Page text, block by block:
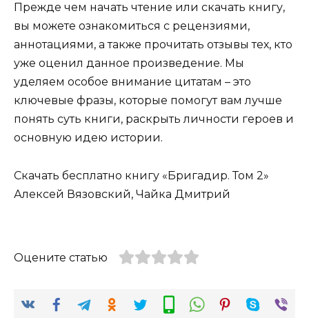
Прежде чем начать чтение или скачать книгу,
вы можете ознакомиться с рецензиями,
аннотациями, а также прочитать отзывы тех, кто
уже оценил данное произведение. Мы
уделяем особое внимание цитатам – это
ключевые фразы, которые помогут вам лучше
понять суть книги, раскрыть личности героев и
основную идею истории.
Скачать бесплатно книгу «Бригадир. Том 2»
Алексей Вязовский, Чайка Дмитрий
Оцените статью